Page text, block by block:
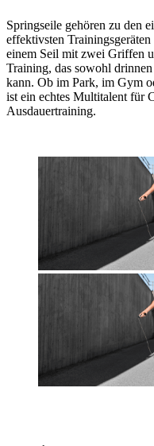
Springseile gehören zu den
effektivsten
einem Seil mit zwei Griffen
Training, das sowohl
kann. Ob im Park, im Gym
ist ein echtes Multitalent für
Ausdauertraining.